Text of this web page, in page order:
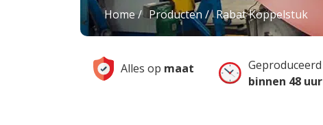
Home Producten Rabat Koppelstuk
Alles op maat
Geproduceerd
binnen 48 uur